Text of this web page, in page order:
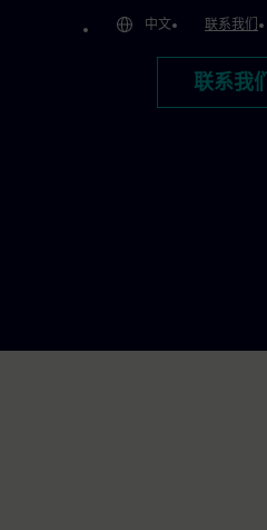
中文 联系我们
联系我们